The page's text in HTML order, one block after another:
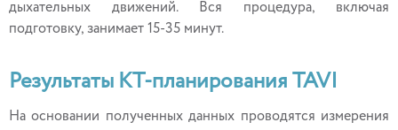
дыхательных движений. Вся процедура, включая
подготовку, занимает 15-35 минут.
Результаты КТ-планирования TAVI
На основании полученных данных проводятся измерения